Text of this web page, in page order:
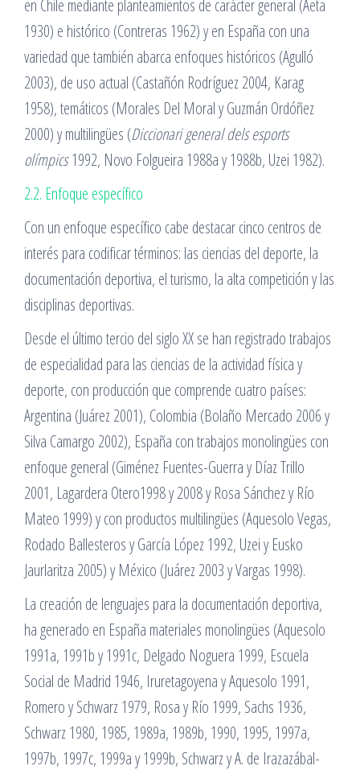
en Chile mediante planteamientos de carácter general (Aeta
1930) e histórico (Contreras 1962) y en España con una
variedad que también abarca enfoques históricos (Agulló
2003), de uso actual (Castañón Rodríguez 2004, Karag
1958), temáticos (Morales Del Moral y Guzmán Ordóñez
2000) y multilingües (Diccionari general dels esports
olímpics1992, Novo Folgueira 1988a y 1988b, Uzei 1982).
2.2. Enfoque específico
Con un enfoque específico cabe destacar cinco centros de
interés para codificar términos: las ciencias del deporte, la
documentación deportiva, el turismo, la alta competición y las
disciplinas deportivas.
Desde el último tercio del siglo XX se han registrado trabajos
de especialidad para las ciencias de la actividad física y
deporte, con producción que comprende cuatro países:
Argentina (Juárez 2001), Colombia (Bolaño Mercado 2006 y
Silva Camargo 2002), España con trabajos monolingües con
enfoque general (Giménez Fuentes-Guerra y Díaz Trillo
2001, Lagardera Otero1998 y 2008 y Rosa Sánchez y Río
Mateo 1999) y con productos multilingües (Aquesolo Vegas,
Rodado Ballesteros y García López 1992, Uzei y Eusko
Jaurlaritza 2005) y México (Juárez 2003 y Vargas 1998).
La creación de lenguajes para la documentación deportiva,
ha generado en España materiales monolingües (Aquesolo
1991a, 1991b y 1991c, Delgado Noguera 1999, Escuela
Social de Madrid 1946, Iruretagoyena y Aquesolo 1991,
Romero y Schwarz 1979, Rosa y Río 1999, Sachs 1936,
Schwarz 1980, 1985, 1989a, 1989b, 1990, 1995, 1997a,
1997b, 1997c, 1999a y 1999b, Schwarz y A. de Irazazábal-